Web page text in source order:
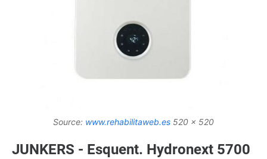
Source: www.rehabilitaweb.es 520 x 520
JUNKERS - Esquent. Hydronext 5700